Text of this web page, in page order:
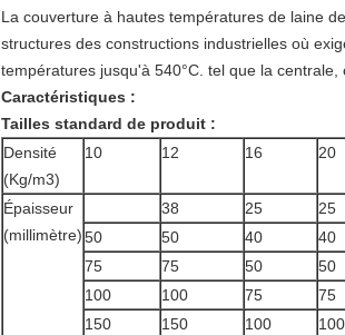
La couverture à hautes températures de laine
structures des constructions industrielles où
températures jusqu'à 540°C. tel que la
Caractéristiques :
Tailles standard de produit :
Densité
(Kg/m3)
10 12 16 20
Épaisseur
(millimètre)
38 25 25
50
50 40 40
75
75 50 50
100
100 75 75
150
150 100 100